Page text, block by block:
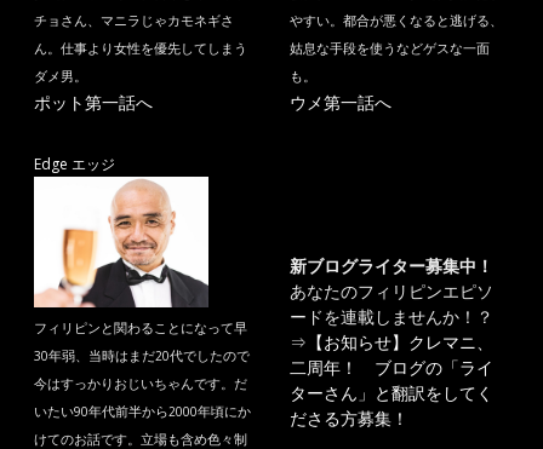
チョさん、マニラじゃカモネギさ
ん。仕事より女性を優先してしまう
ダメ男。
ポット第一話へ
やすい。都合が悪くなると逃げる、
姑息な手段を使うなどゲスな一面
も。
ウメ第一話へ
Edge エッジ
フィリピンと関わることになって早
30年弱、当時はまだ20代でしたので
今はすっかりおじいちゃんです。だ
いたい90年代前半から2000年頃にか
けてのお話です。立場も含め色々制
新ブログライター募集中！
あなたのフィリピンエピソ
ードを連載しませんか！？
⇒ 【お知らせ】クレマニ、
二周年！ ブログの「ライ
ターさん」と翻訳をしてく
ださる方募集！